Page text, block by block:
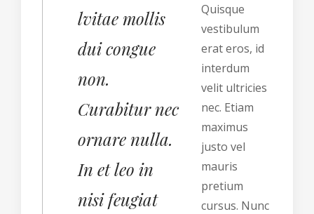
lvitae mollis
dui congue
non.
Curabitur nec
ornare nulla.
In et leo in
nisi feugiat
Quisque
vestibulum
erat eros, id
interdum
velit ultricies
nec. Etiam
maximus
justo vel
mauris
pretium
cursus. Nunc